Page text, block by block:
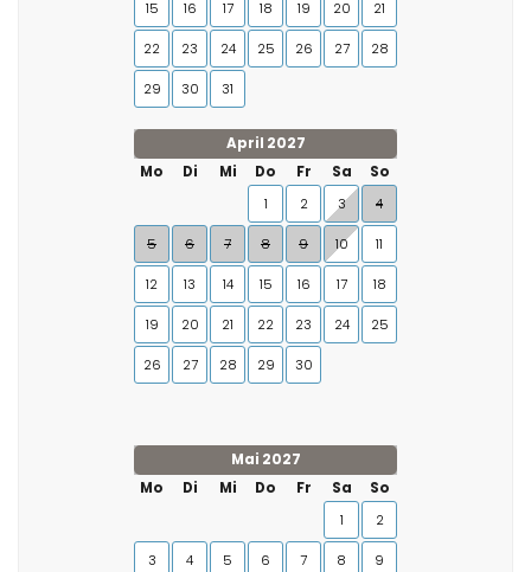
15 16 17 18 19 20 21
22 23 24 25 26 27 28
29 30 31
April 2027
Mo
Di Mi Do Fr Sa
So
1
2 3 4
5 6 7 8 9 10 11
12 13 14 15 16 17 18
19 20 21 22 23 24 25
26 27 28 29 30
Mai 2027
Mo
Di Mi Do Fr Sa
So
1
2
3 4 5 6 7 8 9